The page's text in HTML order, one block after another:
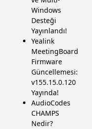
Windows
Desteği
Yayınlandı!
Yealink
MeetingBoard
Firmware
Güncellemesi:
v155.15.0.120
Yayında!
AudioCodes
CHAMPS
Nedir?